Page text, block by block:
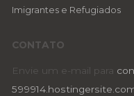
Imigrantes e Refugiados
CONTATO
Envie um e-mail para